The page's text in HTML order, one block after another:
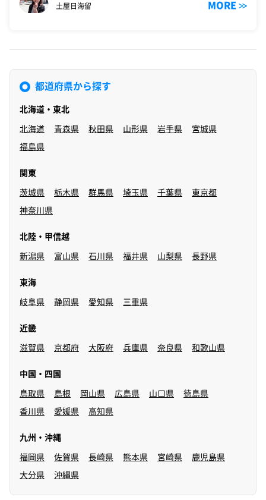
土屋日海留 MORE
都道府県から探す
北海道・東北
北海道 青森県 秋田県 山形県 岩手県 宮城県
福島県
関東
茨城県 栃木県 群馬県 埼玉県 千葉県 東京都
神奈川県
北陸・甲信越
新潟県 富山県 石川県 福井県 山梨県 長野県
東海
岐阜県 静岡県 愛知県 三重県
近畿
滋賀県 京都府 大阪府 兵庫県 奈良県 和歌山県
中国・四国
鳥取県 島根 岡山県 広島県 山口県 徳島県
香川県 愛媛県 高知県
九州・沖縄
福岡県 佐賀県 長崎県 熊本県 宮崎県 鹿児島県
大分県 沖縄県